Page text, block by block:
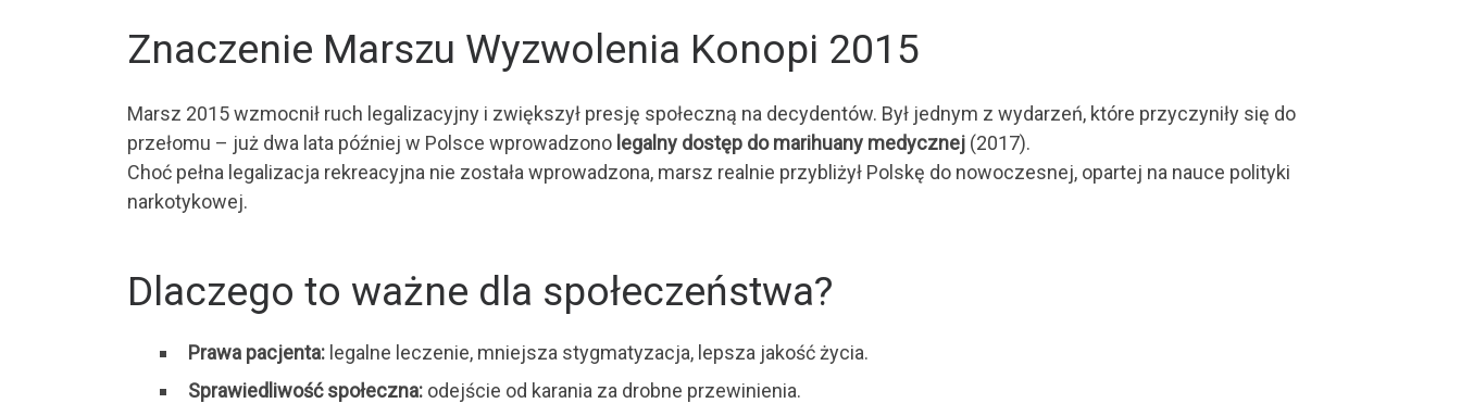
Znaczenie Marszu Wyzwolenia Konopi 2015
Marsz 2015 wzmocnił ruch legalizacyjny i zwiększył presję społeczną na decydentów. Był jednym z wydarzeń, które przyczyniły się do
przełomu – już dwa lata później w Polsce wprowadzono legalny dostęp do marihuany medycznej (2017).
Choć pełna legalizacja rekreacyjna nie została wprowadzona, marsz realnie przybliżył Polskę do nowoczesnej, opartej na nauce polityki
narkotykowej.
Dlaczego to ważne dla społeczeństwa?
Prawa pacjenta: legalne leczenie, mniejsza stygmatyzacja, lepsza jakość życia.
Sprawiedliwość społeczna: odejście od karania za drobne przewinienia.